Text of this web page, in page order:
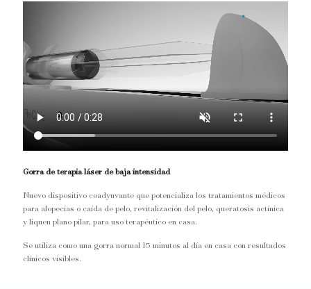
Gorra de terapia láser de baja intensidad
Nuevo dispositivo coadyuvante que potencializa los tratamientos médicos
para alopecias o caída de pelo, revitalización del pelo, queratosis actínica
y liquen plano pilar, para uso terapéutico en casa.
Se utiliza como una gorra normal 15 minutos al día en casa con resultados
clínicos visibles.